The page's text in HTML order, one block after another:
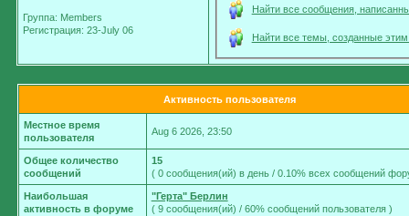
Группа: Members
Регистрация: 23-July 06
Найти все сообщения,
Найти все темы, созданные
Активность пользователя
Местное время
пользователя
Aug 6 2026, 23:50
Общее количество
сообщений
15
( 0 сообщения(ий) в день / 0.10% всех сообщений
Наибольшая
активность в форуме
"Герта" Берлин
( 9 сообщения(ий) / 60% сообщений пользователя )